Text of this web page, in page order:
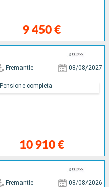
9 450 €
Fremantle 08/08/2027
10 910 €
Pensione completa
Fremantle 08/08/2026